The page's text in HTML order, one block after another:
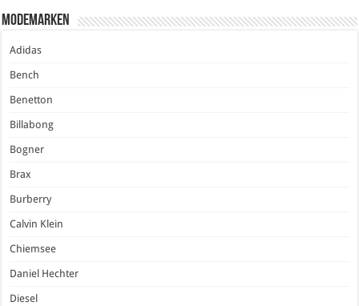
Modemarken
Adidas
Bench
Benetton
Billabong
Bogner
Brax
Burberry
Calvin Klein
Chiemsee
Daniel Hechter
Diesel